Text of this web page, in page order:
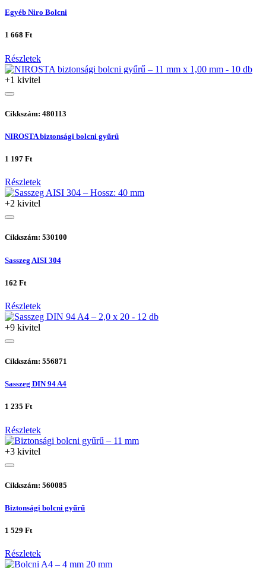
Egyéb Niro Bolcni
1 668 Ft
Részletek
+1 kivitel
Cikkszám: 480113
NIROSTA biztonsági bolcni gyűrű
1 197 Ft
Részletek
+2 kivitel
Cikkszám: 530100
Sasszeg AISI 304
162 Ft
Részletek
+9 kivitel
Cikkszám: 556871
Sasszeg DIN 94 A4
1 235 Ft
Részletek
+3 kivitel
Cikkszám: 560085
Biztonsági bolcni gyűrű
1 529 Ft
Részletek